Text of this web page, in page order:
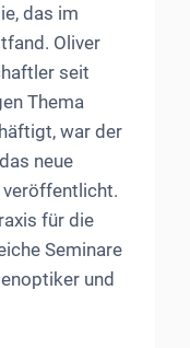
das im
Oliver
seit
Thema
war der
neue
für die
Seminare
und